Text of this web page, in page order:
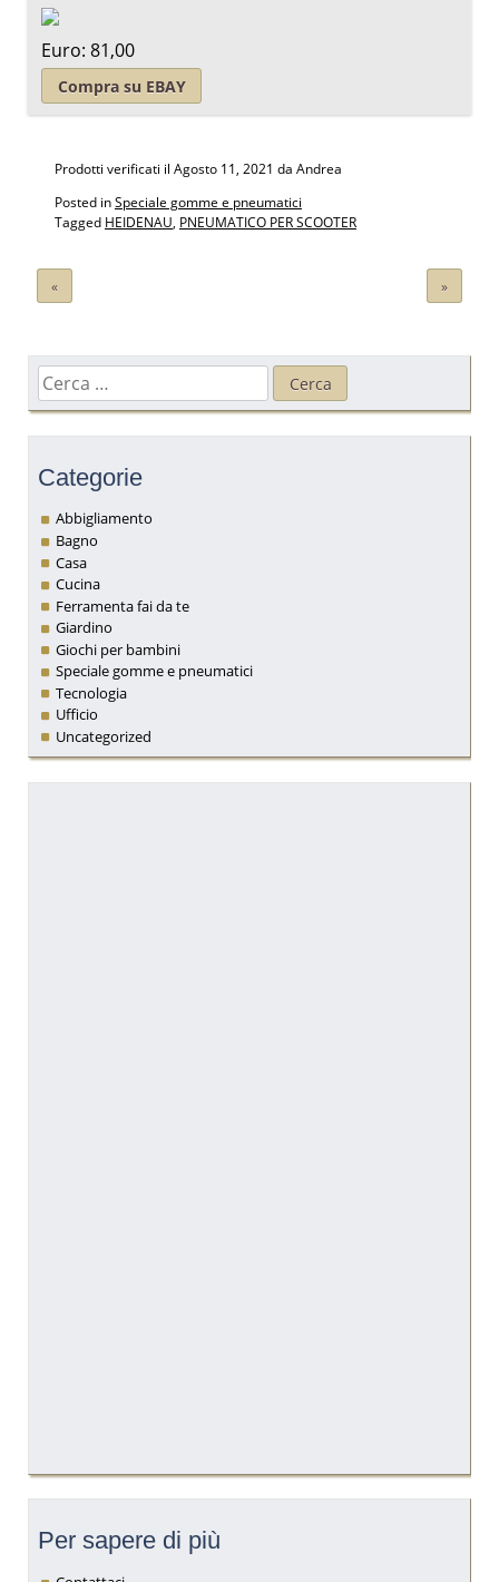
Euro: 81,00
Compra su EBAY
Prodotti verificati il Agosto 11, 2021 da Andrea
Posted inSpeciale gomme e pneumatici
Tagged HEIDENAU, PNEUMATICO PER SCOOTER
Navigazione
« »
Ricerca
per:
Categorie
Abbigliamento
Bagno
Casa
Cucina
Ferramenta fai da te
Giardino
Giochi per bambini
Speciale gomme e pneumatici
Tecnologia
Ufficio
Uncategorized
Per sapere di più